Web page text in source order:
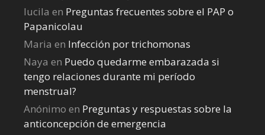
lucila en Preguntas frecuentes sobre el PAP o
Papanicolau
Maria en Infección por trichomonas
Naya en Puedo quedarme embarazada si
tengo relaciones durante mi perí­odo
menstrual?
Anónimo en Preguntas y respuestas sobre la
anticoncepción de emergencia